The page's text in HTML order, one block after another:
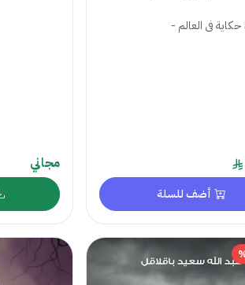
أضف للسلة
مجاني